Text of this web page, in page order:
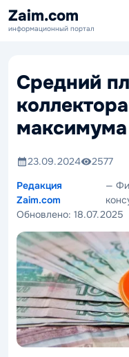
Zaim.com
информационный портал
Средний
максимума
23.09.2024
2577
Редакция
Zaim.com
—
Обновлено: 18.07.2025